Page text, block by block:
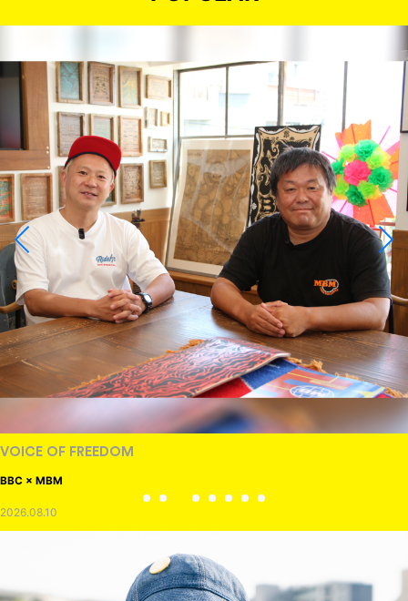
VOICE OF FREEDOM
BBC × MBM
2026.08.10